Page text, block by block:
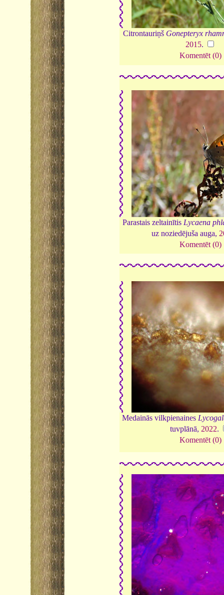
Citrontauriņš Gonepteryx
2015.
Komentēt (0)
Parastais zeltainītis Lycaena
uz noziedējuša auga,
Komentēt (0)
Medainās vilkpienaines
tuvplānā, 2022.
Komentēt (0)